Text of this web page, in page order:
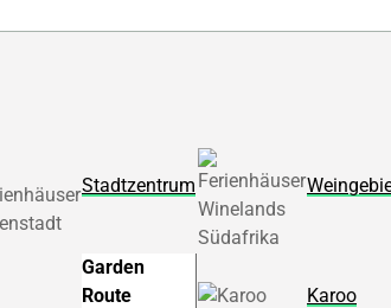
Stadtzentrum
Garden
Route
Karoo